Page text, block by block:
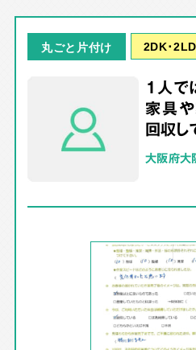
丸ごと片付け 2DK･
1人で
家具
回収し
大阪府大